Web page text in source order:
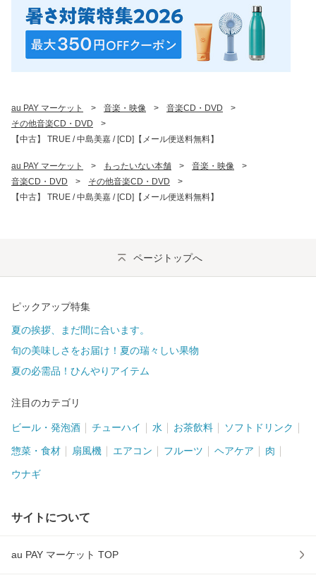
au PAY マーケット > 音楽・映像 > 音楽CD・DVD
>
その他音楽CD・DVD
>
【中古】 TRUE / 中島美嘉 / [CD]【メール便送料無料】
au PAY マーケット > もったいない本舗 > 音楽・映像
>
音楽CD・DVD
> その他音楽CD・DVD
>
【中古】 TRUE / 中島美嘉 / [CD]【メール便送料無料】
ページトップへ
ピックアップ特集
夏の挨拶、まだ間に合います。
旬の美味しさをお届け！夏の瑞々しい果物
夏の必需品！ひんやりアイテム
注目のカテゴリ
ビール・発泡酒 チューハイ 水 お茶飲料 ソフトドリンク
惣菜・食材 扇風機 エアコン フルーツ ヘアケア 肉
ウナギ
サイトについて
au PAY マーケット TOP